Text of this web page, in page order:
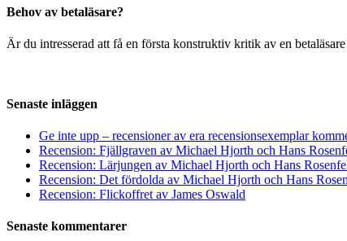
Behov av betaläsare?
Är du intresserad att få en första konstruktiv kritik av en
Senaste inläggen
Ge inte upp – recensioner av era recensionsexemplar
Recension: Fjällgraven av Michael Hjorth och Hans
Recension: Lärjungen av Michael Hjorth och Hans
Recension: Det fördolda av Michael Hjorth och Hans
Recension: Flickoffret av James Oswald
Senaste kommentarer